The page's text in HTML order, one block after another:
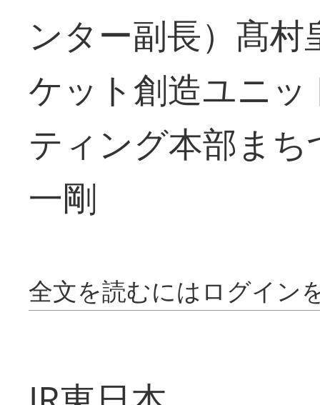
ンター副長）髙
ケット創造ユニ
ティング本部ま
一剛
全文を読むにはログイン